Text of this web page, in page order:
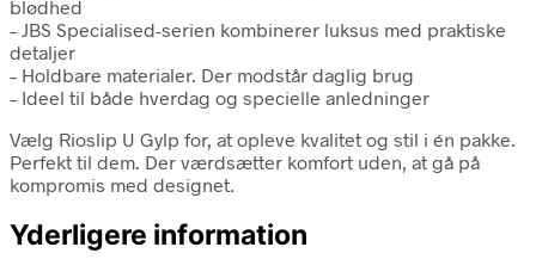
blødhed
– JBS Specialised-serien kombinerer luksus med praktiske
detaljer
– Holdbare materialer. Der modstår daglig brug
– Ideel til både hverdag og specielle anledninger
Vælg Rioslip U Gylp for, at opleve kvalitet og stil i én pakke.
Perfekt til dem. Der værdsætter komfort uden, at gå på
kompromis med designet.
Yderligere information